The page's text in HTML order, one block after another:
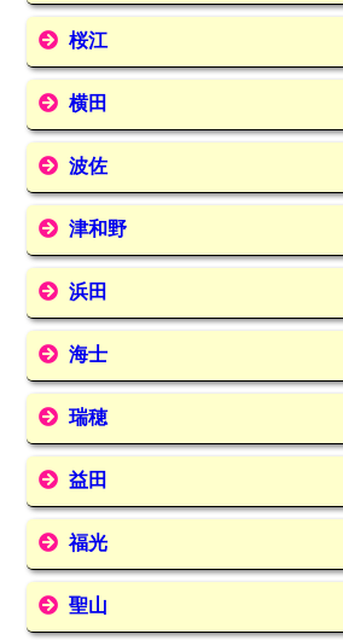
桜江
横田
波佐
津和野
浜田
海士
瑞穂
益田
福光
聖山